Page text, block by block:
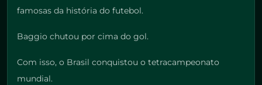
famosas da história do futebol.
Baggio chutou por cima do gol.
Com isso, o Brasil conquistou o tetracampeonato
mundial.